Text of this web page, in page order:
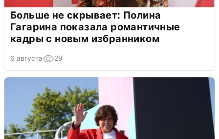
Больше не скрывает: Полина
Гагарина показала романтичные
кадры с новым избранником
6 августа 29